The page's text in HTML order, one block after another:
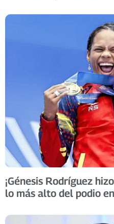
​¡Génesis Rodríguez
lo más alto del podio